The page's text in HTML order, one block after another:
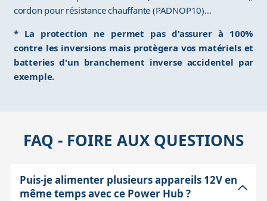
cordon pour résistance chauffante (PADNOP10)…
* La protection ne permet pas d'assurer à 100%
contre les inversions mais protègera vos matériels et
batteries d'un branchement inverse accidentel par
exemple.
FAQ - FOIRE AUX QUESTIONS
Puis-je alimenter plusieurs appareils 12V en
même temps avec ce Power Hub ?